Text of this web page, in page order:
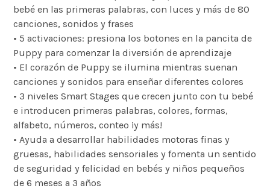
bebé en las primeras palabras, con luces y más de 80
canciones, sonidos y frases
• 5 activaciones: presiona los botones en la pancita de
Puppy para comenzar la diversión de aprendizaje
• El corazón de Puppy se ilumina mientras suenan
canciones y sonidos para enseñar diferentes colores
• 3 niveles Smart Stages que crecen junto con tu bebé
e introducen primeras palabras, colores, formas,
alfabeto, números, conteo ¡y más!
• Ayuda a desarrollar habilidades motoras finas y
gruesas, habilidades sensoriales y fomenta un sentido
de seguridad y felicidad en bebés y niños pequeños
de 6 meses a 3 años